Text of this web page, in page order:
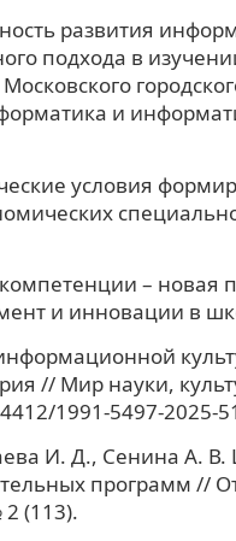
развития
подхода в
и
условия
– новая
и инновации в
// Мир науки,
1991-5497-2025-
И. Д., Сенина А.
программ //
(113).